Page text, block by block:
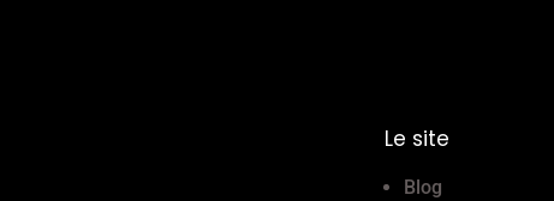
Le site
Blog